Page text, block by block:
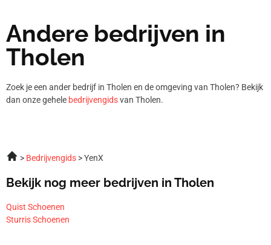
Andere bedrijven in
Tholen
Zoek je een ander bedrijf in Tholen en de omgeving van Tholen? Bekijk
dan onze gehele bedrijvengidsvan Tholen.
Bedrijvengids YenX
Bekijk nog meer bedrijven in Tholen
Quist Schoenen
Sturris Schoenen